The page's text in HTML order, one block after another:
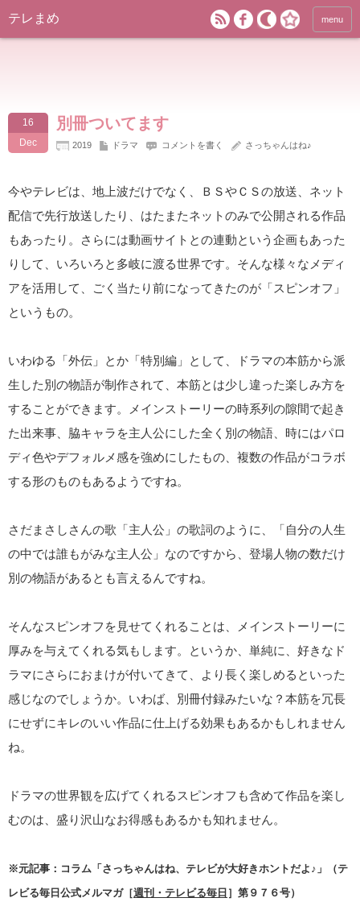
テレまめ menu
16
Dec
別冊ついてます
2019 ドラマ コメントを書く さっちゃんはね♪
今やテレビは、地上波だけでなく、ＢＳやＣＳの放送、ネット
配信で先行放送したり、はたまたネットのみで公開される作品
もあったり。さらには動画サイトとの連動という企画もあった
りして、いろいろと多岐に渡る世界です。そんな様々なメディ
アを活用して、ごく当たり前になってきたのが「スピンオフ」
というもの。
いわゆる「外伝」とか「特別編」として、ドラマの本筋から派
生した別の物語が制作されて、本筋とは少し違った楽しみ方を
することができます。メインストーリーの時系列の隙間で起き
た出来事、脇キャラを主人公にした全く別の物語、時にはパロ
ディ色やデフォルメ感を強めにしたもの、複数の作品がコラボ
する形のものもあるようですね。
さだまさしさんの歌「主人公」の歌詞のように、「自分の人生
の中では誰もがみな主人公」なのですから、登場人物の数だけ
別の物語があるとも言えるんですね。
そんなスピンオフを見せてくれることは、メインストーリーに
厚みを与えてくれる気もします。というか、単純に、好きなド
ラマにさらにおまけが付いてきて、より長く楽しめるといった
感じなのでしょうか。いわば、別冊付録みたいな？本筋を冗長
にせずにキレのいい作品に仕上げる効果もあるかもしれません
ね。
ドラマの世界観を広げてくれるスピンオフも含めて作品を楽し
むのは、盛り沢山なお得感もあるかも知れません。
※元記事：コラム「さっちゃんはね、テレビが大好きホントだよ♪」（テ
レビる毎日公式メルマガ［週刊・テレビる毎日 ］第９７６号）